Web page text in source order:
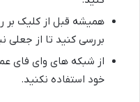
بررسی کنید تا از
از شبکه های وای فای
خود استفاده نکنید.